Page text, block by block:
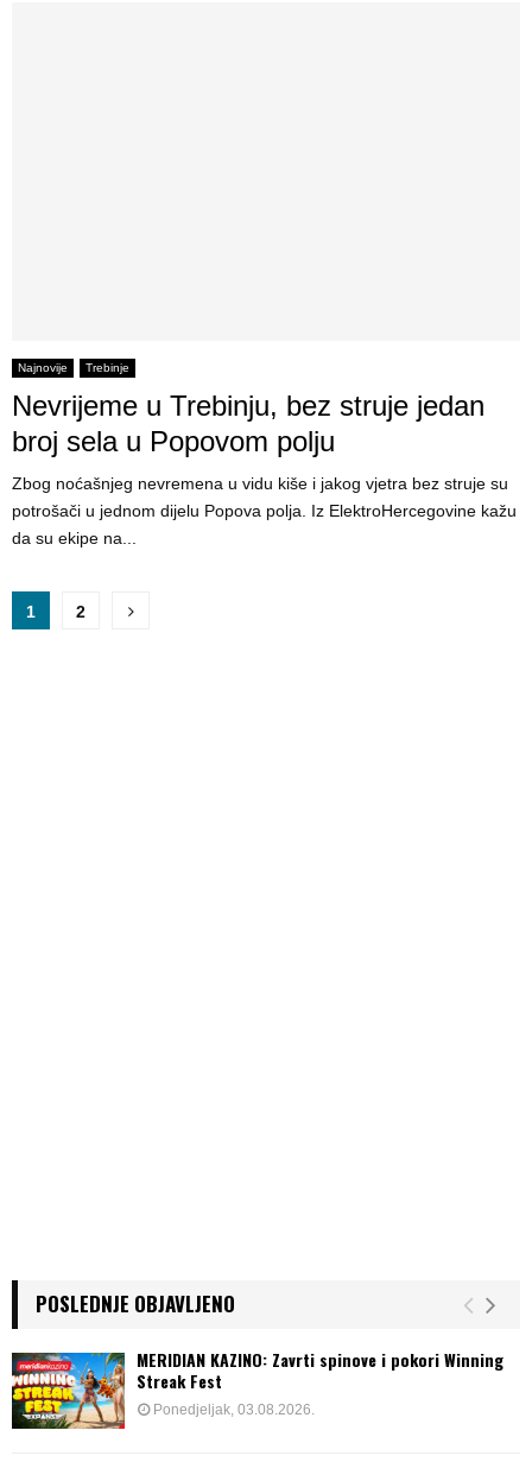
Najnovije Trebinje
Nevrijeme u Trebinju, bez struje jedan
broj sela u Popovom polju
Zbog noćašnjeg nevremena u vidu kiše i jakog vjetra bez struje su
potrošači u jednom dijelu Popova polja. Iz ElektroHercegovine kažu
da su ekipe na...
P
1 2
POSLEDNJE OBJAVLJENO
MERIDIAN KAZINO: Zavrti spinove i pokori Winning
Streak Fest
Ponedjeljak, 03.08.2026.